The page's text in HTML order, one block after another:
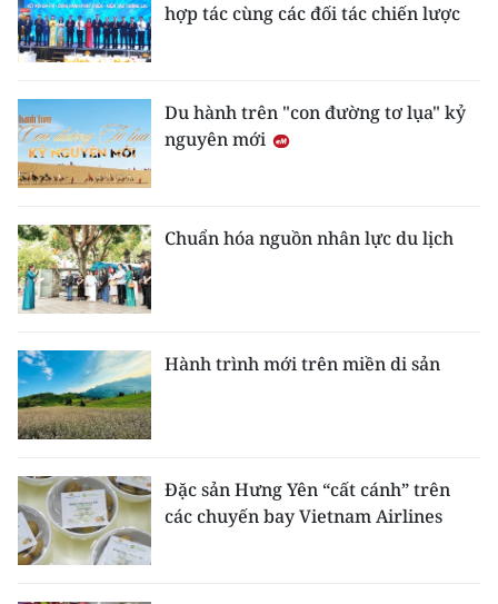
hợp tác cùng các đối tác chiến lược
Du hành trên "con đường tơ lụa" kỷ
nguyên mới
Chuẩn hóa nguồn nhân lực du lịch
Hành trình mới trên miền di sản
Đặc sản Hưng Yên “cất cánh” trên
các chuyến bay Vietnam Airlines